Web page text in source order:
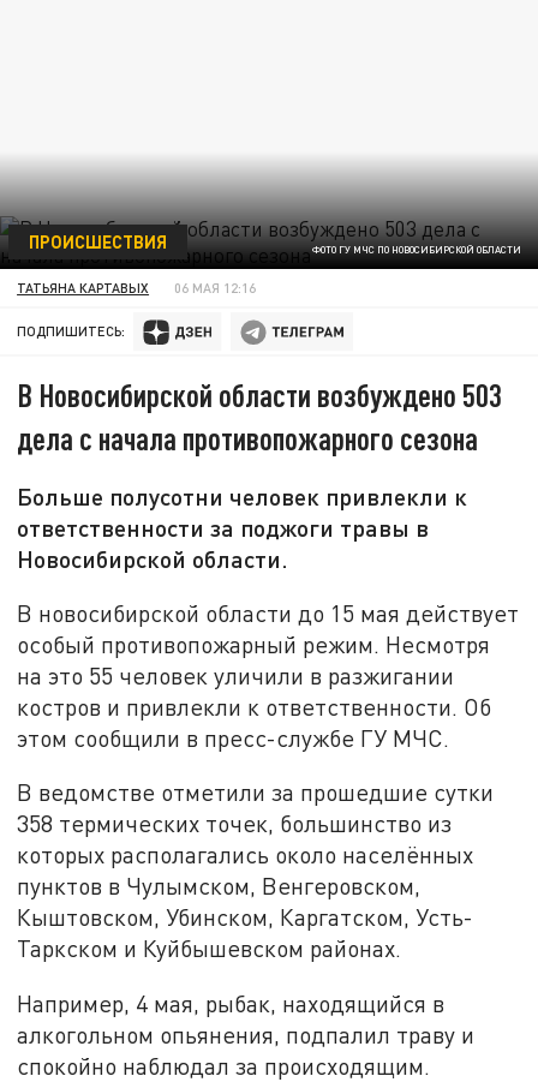
ФОТО ГУ МЧС ПО НОВОСИБИРСКОЙ ОБЛАСТИ
ПРОИСШЕСТВИЯ
ТАТЬЯНА КАРТАВЫХ 06 МАЯ 12:16
ПОДПИШИТЕСЬ:
В Новосибирской области возбуждено 503
дела с начала противопожарного сезона
Больше полусотни человек привлекли к
ответственности за поджоги травы в
Новосибирской области.
В новосибирской области до 15 мая действует
особый противопожарный режим. Несмотря
на это 55 человек уличили в разжигании
костров и привлекли к ответственности. Об
этом сообщили в пресс-службе ГУ МЧС.
В ведомстве отметили за прошедшие сутки
358 термических точек, большинство из
которых располагались около населённых
пунктов в Чулымском, Венгеровском,
Кыштовском, Убинском, Каргатском, Усть-
Таркском и Куйбышевском районах.
Например, 4 мая, рыбак, находящийся в
алкогольном опьянения, подпалил траву и
спокойно наблюдал за происходящим.